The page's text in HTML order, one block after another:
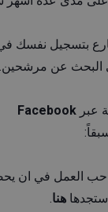
نفسك في
عن
عبر Facebook
هنا.